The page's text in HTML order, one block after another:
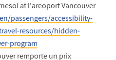
at l'areoport Vancouver
passengers/accessibility-
resources/hidden-
program
remporte un prix